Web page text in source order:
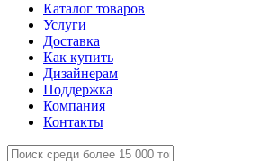
Каталог товаров
Услуги
Доставка
Как купить
Дизайнерам
Поддержка
Компания
Контакты